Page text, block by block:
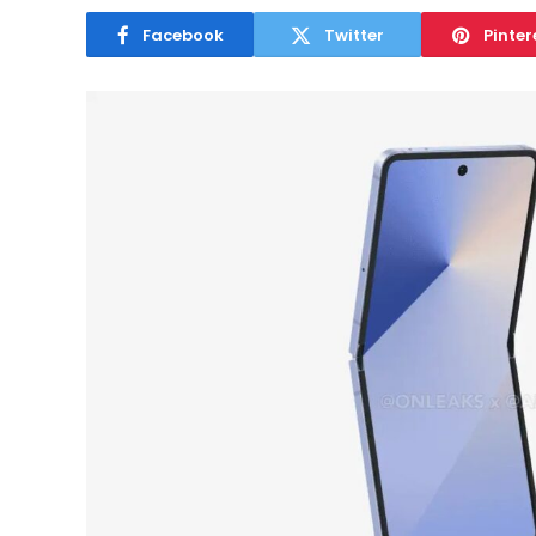
Facebook Twitter